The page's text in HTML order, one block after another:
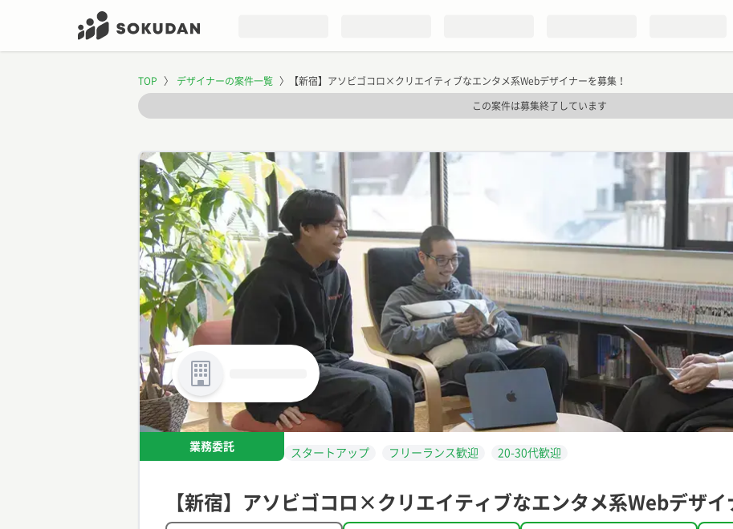
TOP 〉 デザイナーの案件一覧 〉 【新宿】アソビゴコロ×クリエイティブなエンタメ系Webデザイナーを募集！
この案件は募集終了しています
業務委託
スタートアップ フリーランス歓迎 20-30代歓迎
【新宿】アソビゴコロ×クリエイティブなエンタメ系Webデザイ